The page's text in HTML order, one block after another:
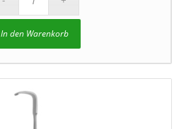
In den Warenkorb